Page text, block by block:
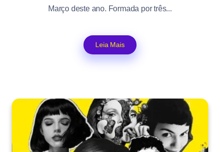
Março deste ano. Formada por três...
Leia Mais